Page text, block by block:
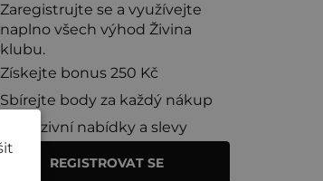
Zaregistrujte se a využívejte
naplno všech výhod Živina
klubu.
Získejte bonus 250 Kč
Sbírejte body za každý nákup
Exkluzivní nabídky a slevy
REGISTROVAT SE